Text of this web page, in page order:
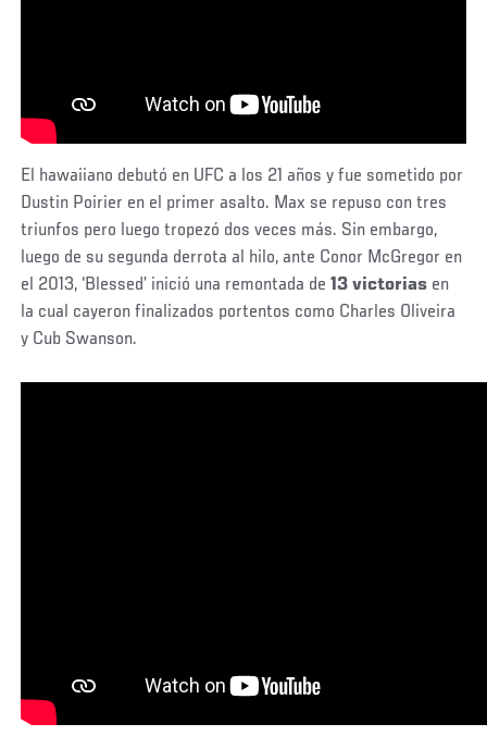
El hawaiiano debutó en UFC a los 21 años y fue sometido por
Dustin Poirier en el primer asalto. Max se repuso con tres
triunfos pero luego tropezó dos veces más. Sin embargo,
luego de su segunda derrota al hilo, ante Conor McGregor en
el 2013, ‘Blessed’ inició una remontada de13 victorias en
la cual cayeron finalizados portentos como Charles Oliveira
y Cub Swanson.